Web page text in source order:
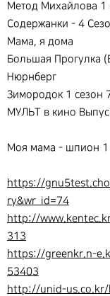
Метод Михайлова 1
Содержанки - 4
Мама, я дома
Большая Прогулка
Нюрнберг
Зимородок 1 сезон
МУЛЬТ в кино
Моя мама - шпион 1
https://
ry&wr_id=74
http://
313
https://greenkr.n-
53403
http://unid-us.co.kr/